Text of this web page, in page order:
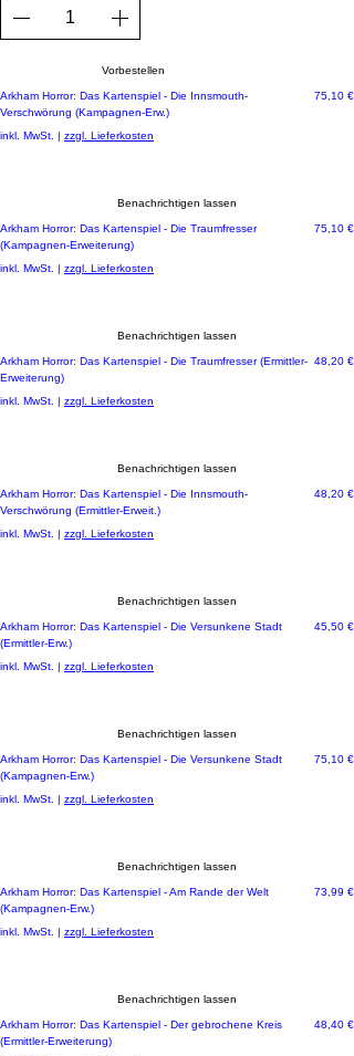
Vorbestellen
Arkham Horror: Das Kartenspiel - Die Innsmouth-
Verschwörung (Kampagnen-Erw.)
Preis
75,10 €
inkl. MwSt. | zzgl. Lieferkosten
Benachrichtigen lassen
Arkham Horror: Das Kartenspiel - Die Traumfresser
(Kampagnen-Erweiterung)
Preis
75,10 €
inkl. MwSt. | zzgl. Lieferkosten
Benachrichtigen lassen
Arkham Horror: Das Kartenspiel - Die Traumfresser (Ermittler-
Erweiterung)
Preis
48,20 €
inkl. MwSt. | zzgl. Lieferkosten
Benachrichtigen lassen
Arkham Horror: Das Kartenspiel - Die Innsmouth-
Verschwörung (Ermittler-Erweit.)
Preis
48,20 €
inkl. MwSt. | zzgl. Lieferkosten
Benachrichtigen lassen
Arkham Horror: Das Kartenspiel - Die Versunkene Stadt
(Ermittler-Erw.)
Preis
45,50 €
inkl. MwSt. | zzgl. Lieferkosten
Benachrichtigen lassen
Arkham Horror: Das Kartenspiel - Die Versunkene Stadt
(Kampagnen-Erw.)
Preis
75,10 €
inkl. MwSt. | zzgl. Lieferkosten
Benachrichtigen lassen
Arkham Horror: Das Kartenspiel - Am Rande der Welt
(Kampagnen-Erw.)
Preis
73,99 €
inkl. MwSt. | zzgl. Lieferkosten
Benachrichtigen lassen
Arkham Horror: Das Kartenspiel - Der gebrochene Kreis
(Ermittler-Erweiterung)
Preis
48,40 €